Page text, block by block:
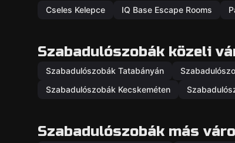
Cseles Kelepce IQ Base Escape Rooms
Szabadulószobák közeli
Szabadulószobák Tatabányán
Szabadulószobák Kecskeméten
Szabadulószobák más